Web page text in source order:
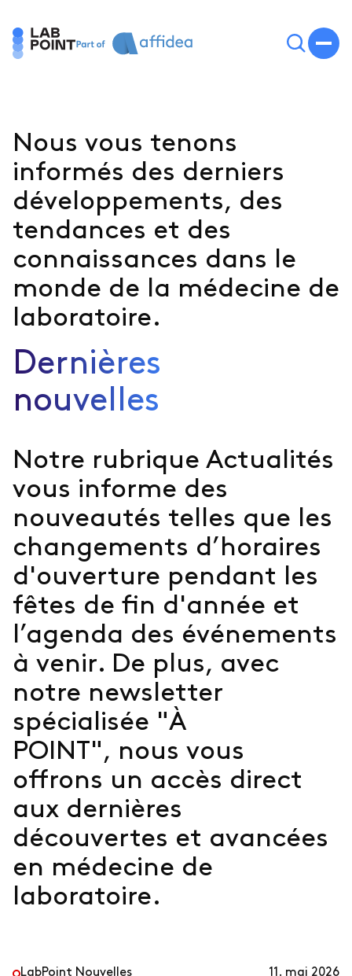
Nous vous tenons
informés des derniers
développements, des
tendances et des
connaissances dans le
monde de la médecine de
laboratoire.
Dernières
nouvelles
Notre rubrique Actualités
vous informe des
nouveautés telles que les
changements d’horaires
d'ouverture pendant les
fêtes de fin d'année et
l’agenda des événements
à venir. De plus, avec
notre newsletter
spécialisée "À
POINT", nous vous
offrons un accès direct
aux dernières
découvertes et avancées
en médecine de
laboratoire.
LabPoint Nouvelles 11. mai 2026